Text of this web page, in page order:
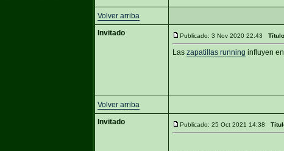
Volver arriba
Invitado
Publicado: 3 Nov 2020 22:43
Las zapatillas running influyen
Volver arriba
Invitado
Publicado: 25 Oct 2021 14:38